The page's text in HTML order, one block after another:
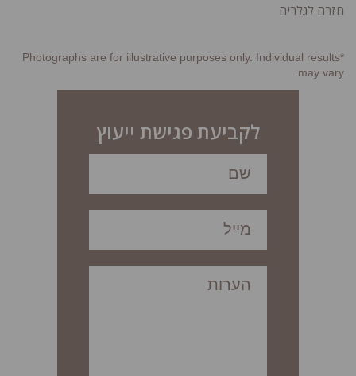
חזרה לגלריה
*Photographs are for illustrative purposes only. Individual results
may vary.
לקביעת פגישת ייעוץ